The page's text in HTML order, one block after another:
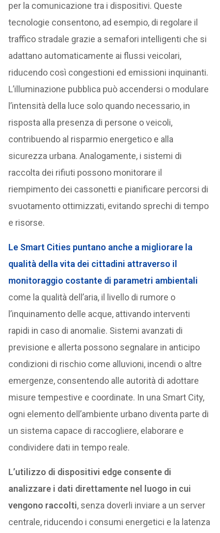
per la comunicazione tra i dispositivi. Queste
tecnologie consentono, ad esempio, di regolare il
traffico stradale grazie a semafori intelligenti che si
adattano automaticamente ai flussi veicolari,
riducendo così congestioni ed emissioni inquinanti.
L’illuminazione pubblica può accendersi o modulare
l’intensità della luce solo quando necessario, in
risposta alla presenza di persone o veicoli,
contribuendo al risparmio energetico e alla
sicurezza urbana. Analogamente, i sistemi di
raccolta dei rifiuti possono monitorare il
riempimento dei cassonetti e pianificare percorsi di
svuotamento ottimizzati, evitando sprechi di tempo
e risorse.
Le Smart Cities puntano anche a migliorare la
qualità della vita dei cittadini attraverso il
monitoraggio costante di parametri ambientali
come la qualità dell’aria, il livello di rumore o
l’inquinamento delle acque, attivando interventi
rapidi in caso di anomalie. Sistemi avanzati di
previsione e allerta possono segnalare in anticipo
condizioni di rischio come alluvioni, incendi o altre
emergenze, consentendo alle autorità di adottare
misure tempestive e coordinate. In una Smart City,
ogni elemento dell’ambiente urbano diventa parte di
un sistema capace di raccogliere, elaborare e
condividere dati in tempo reale.
L’utilizzo di dispositivi edge consente di
analizzare i dati direttamente nel luogo in cui
vengono raccolti, senza doverli inviare a un server
centrale, riducendo i consumi energetici e la latenza